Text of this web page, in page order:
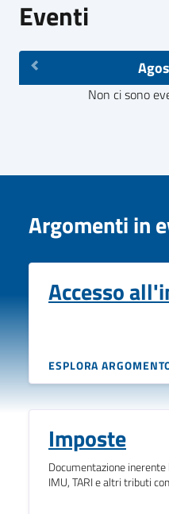
Eventi
Non ci sono
Argomenti in
Accesso
ESPLORA
Imposte
Documentazione
IMU, TARI e altri tributi